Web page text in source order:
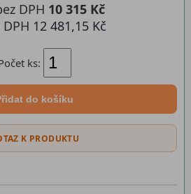
ks:
do košíku
DPH 10 315 Kč
12 481,15 Kč
K PRODUKTU